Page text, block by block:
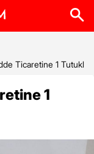
Ticaretine 1
1